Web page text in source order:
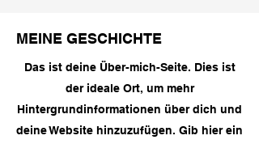
MEINE GESCHICHTE
Das ist deine Über-mich-Seite. Dies ist
der ideale Ort, um mehr
Hintergrundinformationen über dich und
deine Website hinzuzufügen. Gib hier ein